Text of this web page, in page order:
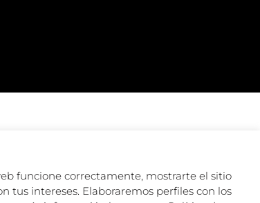
funcione correctamente, mostrarte el sitio
tus intereses. Elaboraremos perfiles con los